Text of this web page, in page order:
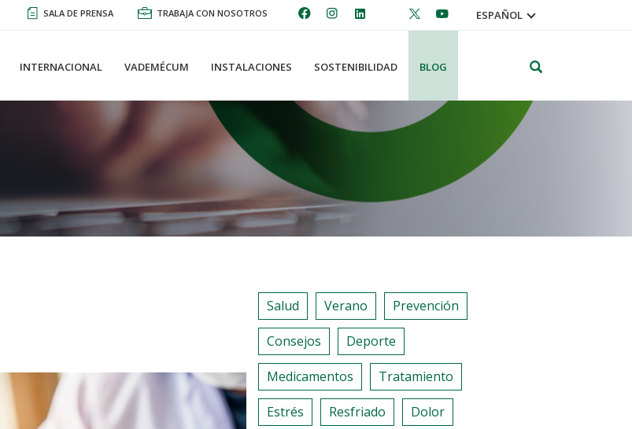
SALA DE PRENSA TRABAJA CON NOSOTROS ESPAÑOL
INTERNACIONAL VADEMÉCUM INSTALACIONES SOSTENIBILIDAD BLOG
Salud Verano Prevención
Consejos Deporte
Medicamentos Tratamiento
Estrés Resfriado Dolor